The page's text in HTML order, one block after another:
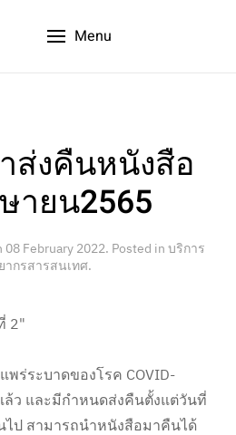
Menu
ส่งคืนหนังสือ
ายน2565
08 February 2022. Posted in บริการ
ากรสารสนเทศ.
2"
ร่ระบาดของโรค COVID-
ว และมีกำหนดส่งคืนตั้งแต่วันที่
ป สามารถนำหนังสือมาคืนได้